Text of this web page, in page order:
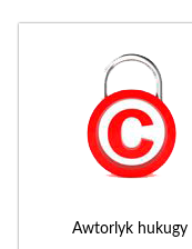
Awtorlyk hukugy